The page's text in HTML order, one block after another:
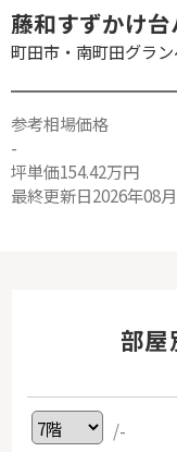
藤和すずかけ
町田市・南町田グラ
参考相場価格
-
坪単価154.42万円
最終更新日2026年08
部屋
/-